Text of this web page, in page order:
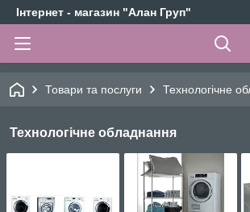
Інтернет - магазин "Алан Груп"
Товари та послуги Технологічне
Технологічне обладнання